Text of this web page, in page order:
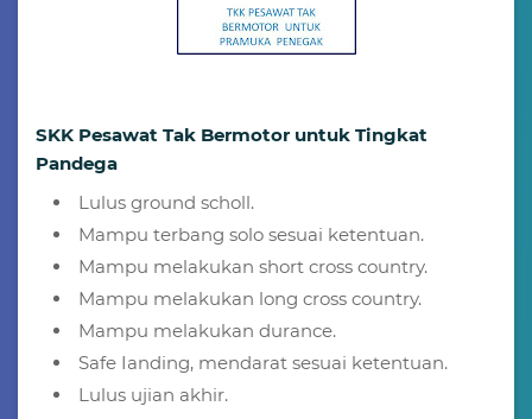
SKK Pesawat Tak Bermotor untuk Tingkat
Pandega
Lulus ground scholl.
Mampu terbang solo sesuai ketentuan.
Mampu melakukan short cross country.
Mampu melakukan long cross country.
Mampu melakukan durance.
Safe Ianding, mendarat sesuai ketentuan.
Lulus ujian akhir.